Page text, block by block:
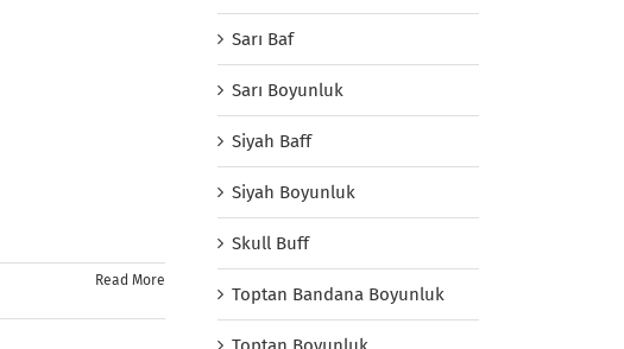
Read More
Sarı Baf
Sarı Boyunluk
Siyah Baff
Siyah Boyunluk
Skull Buff
Toptan Bandana Boyunluk